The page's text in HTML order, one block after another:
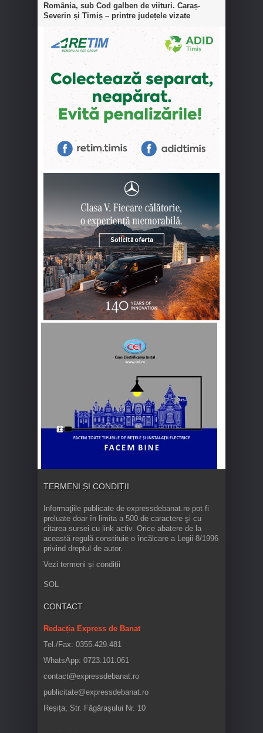
România, sub Cod galben de viituri. Caraș-
Severin și Timiș – printre județele vizate
TERMENI ȘI CONDIȚII
Informaţiile publicate de expressdebanat.ro pot fi
preluate doar în limita a 500 de caractere şi cu
citarea sursei cu link activ. Orice abatere de la
această regulă constituie o încălcare a Legii 8/1996
privind dreptul de autor.
Vezi termeni și condiții
SOL
CONTACT
Redacția Express de Banat
Tel./Fax: 0355.429.481
WhatsApp: 0723.101.061
contact@expressdebanat.ro
publicitate@expressdebanat.ro
Reșița, Str. Făgărașului Nr. 10